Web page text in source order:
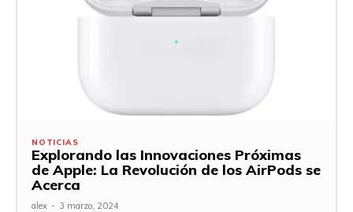
NOTICIAS
Explorando las Innovaciones Próximas
de Apple: La Revolución de los AirPods se
Acerca
alex - 3 marzo, 2024